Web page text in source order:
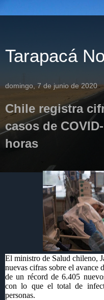
Tarapacá
domingo, 7 de junio de 2020
Chile registra
casos de
horas
El ministro de Salud chileno,
nuevas cifras sobre el avance
de un récord de 6.405
con lo que el total de
personas.